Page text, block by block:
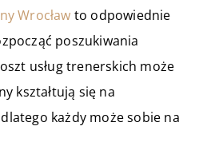
Wrocław to odpowiednie
poszukiwania
usług trenerskich może
kształtują się na
każdy może sobie na